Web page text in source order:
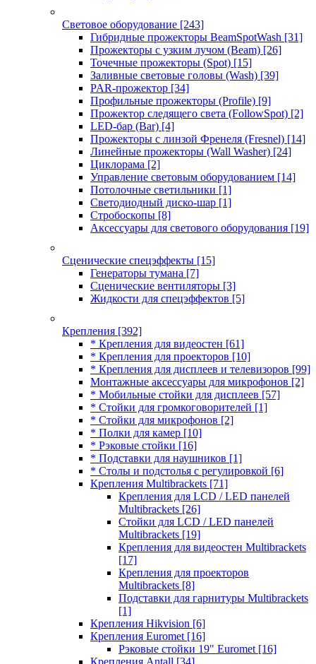
Световое оборудование [243]
Гибридные прожекторы BeamSpotWash [31]
Прожекторы с узким лучом (Beam) [26]
Точечные прожекторы (Spot) [15]
Заливные световые головы (Wash) [39]
PAR-прожектор [34]
Профильные прожекторы (Profile) [9]
Прожектор следящего света (FollowSpot) [2]
LED-бар (Bar) [4]
Прожекторы с линзой Френеля (Fresnel) [14]
Линейные прожекторы (Wall Washer) [24]
Циклорама [2]
Управление световым оборудованием [14]
Потолочные светильники [1]
Светодиодный диско-шар [1]
Стробоскопы [8]
Аксессуары для светового оборудования [19]
Сценические спецэффекты [15]
Генераторы тумана [7]
Сценические вентиляторы [3]
Жидкости для спецэффектов [5]
Крепления [392]
* Крепления для видеостен [61]
* Крепления для проекторов [10]
* Крепления для дисплеев и телевизоров [99]
Монтажные аксессуары для микрофонов [2]
* Мобильные стойки для дисплеев [57]
* Стойки для громкоговорителей [1]
* Стойки для микрофонов [2]
* Полки для камер [10]
* Рэковые стойки [16]
* Подставки для наушников [1]
* Столы и подстолья с регулировкой [6]
Крепления Multibrackets [71]
Крепления для LCD / LED панелей
Multibrackets [26]
Стойки для LCD / LED панелей
Multibrackets [19]
Крепления для видеостен Multibrackets
[17]
Крепления для проекторов
Multibrackets [8]
Подставки для гарнитуры Multibrackets
[1]
Крепления Hikvision [6]
Крепления Euromet [16]
Рэковые стойки 19" Euromet [16]
Крепления Antall [34]